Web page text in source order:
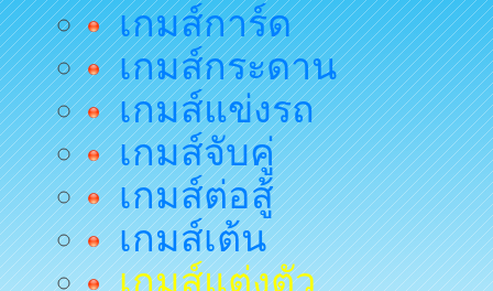
เกมส์การ์ด
เกมส์กระดาน
เกมส์แข่งรถ
เกมส์จับคู่
เกมส์ต่อสู้
เกมส์เต้น
เกมส์แต่งตัว